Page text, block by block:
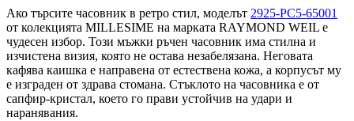
Ако търсите часовник в ретро стил, моделът 2925-PC5-65001
от колекцията MILLESIME на марката RAYMOND WEIL е
чудесен избор. Този мъжки ръчен часовник има стилна и
изчистена визия, която не остава незабелязана. Неговата
кафява каишка е направена от естествена кожа, а корпусът му
е изграден от здрава стомана. Стъклото на часовника е от
сапфир-кристал, което го прави устойчив на удари и
наранявания.